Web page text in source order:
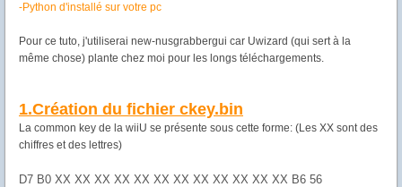
-Python d'installé sur votre pc
Pour ce tuto, j'utiliserai new-nusgrabbergui car Uwizard (qui sert à la
même chose) plante chez moi pour les longs téléchargements.
1.Création du fichier ckey.bin
La common key de la wiiU se présente sous cette forme: (Les XX sont des
chiffres et des lettres)
D7 B0 XX XX XX XX XX XX XX XX XX XX XX XX B6 56